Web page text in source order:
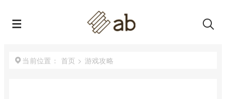
当前位置： 首页 > 游戏攻略